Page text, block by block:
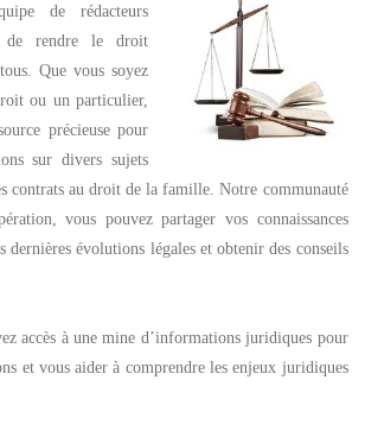
de rédacteurs
de rendre le droit
Que vous soyez
ou un particulier,
précieuse pour
sur divers sujets
contrats au droit de la famille. Notre communauté
vous pouvez partager vos connaissances
dernières évolutions légales et obtenir des conseils
accès à une mine d’informations juridiques pour
et vous aider à comprendre les enjeux juridiques